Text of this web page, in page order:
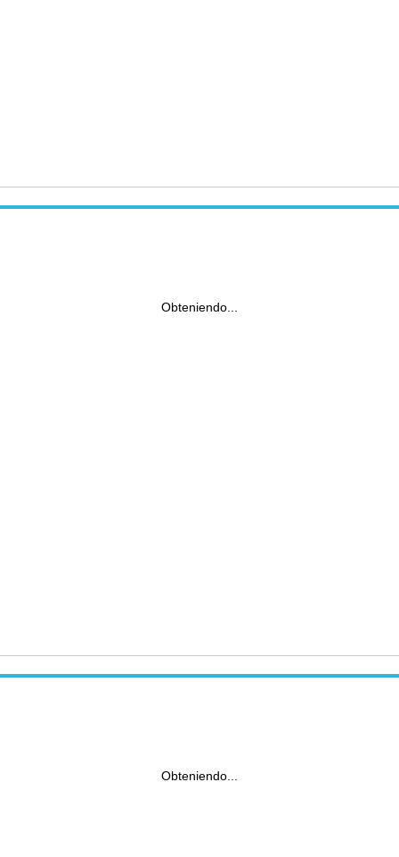
Obteniendo...
Obteniendo...